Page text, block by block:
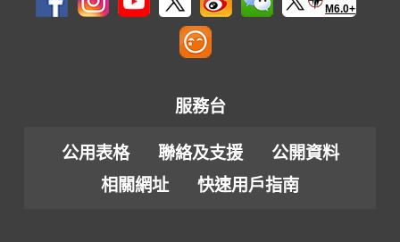
M6.0+
服務台
公用表格 聯絡及支援
公開資料
相關網址
快速用戶指南